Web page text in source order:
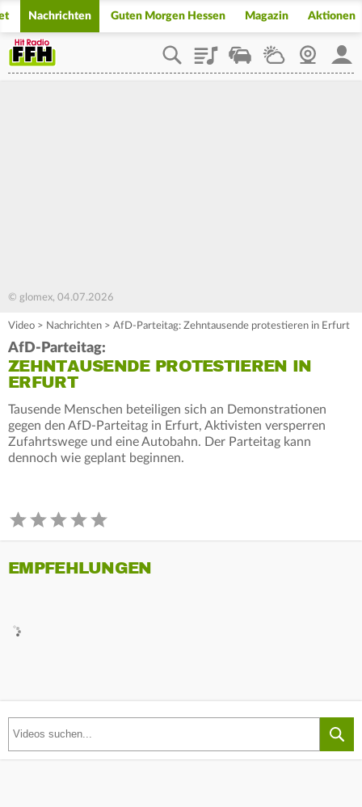
Nachrichten Guten Morgen Hessen Magazin Aktionen
PlaylistStaupilotWetterWebcam
© glomex, 04.07.2026
Video > Nachrichten > AfD-Parteitag: Zehntausende protestieren in Erfurt
AfD-Parteitag:
ZEHNTAUSENDE PROTESTIEREN IN
ERFURT
Tausende Menschen beteiligen sich an Demonstrationen
gegen den AfD-Parteitag in Erfurt, Aktivisten versperren
Zufahrtswege und eine Autobahn. Der Parteitag kann
dennoch wie geplant beginnen.
EMPFEHLUNGEN